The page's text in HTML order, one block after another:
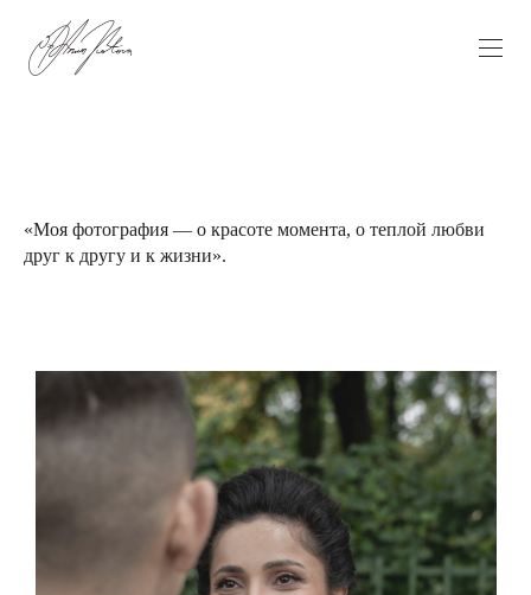
«Моя фотография — о красоте момента, о теплой любви
друг к другу и к жизни».